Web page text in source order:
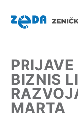
BIZNIS
MARTA